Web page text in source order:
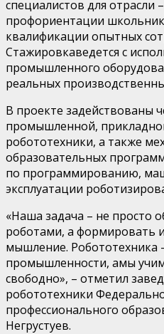
специалистов для отрасли –
профориентации
квалификации опытных
Стажировкаведется с
промышленного
реальных
В проекте задействованы
промышленной,
робототехники, а также
образовательных
по программированию,
эксплуатации
«Наша задача – не просто
роботами, а формировать
мышление. Робототехника
промышленности, амы
свободно», – отметил
робототехники
профессионального
Негрустуев.